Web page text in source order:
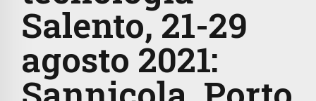
Salento, 21-29
agosto 2021: